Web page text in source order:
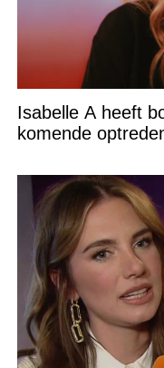
Isabelle A heeft
komende